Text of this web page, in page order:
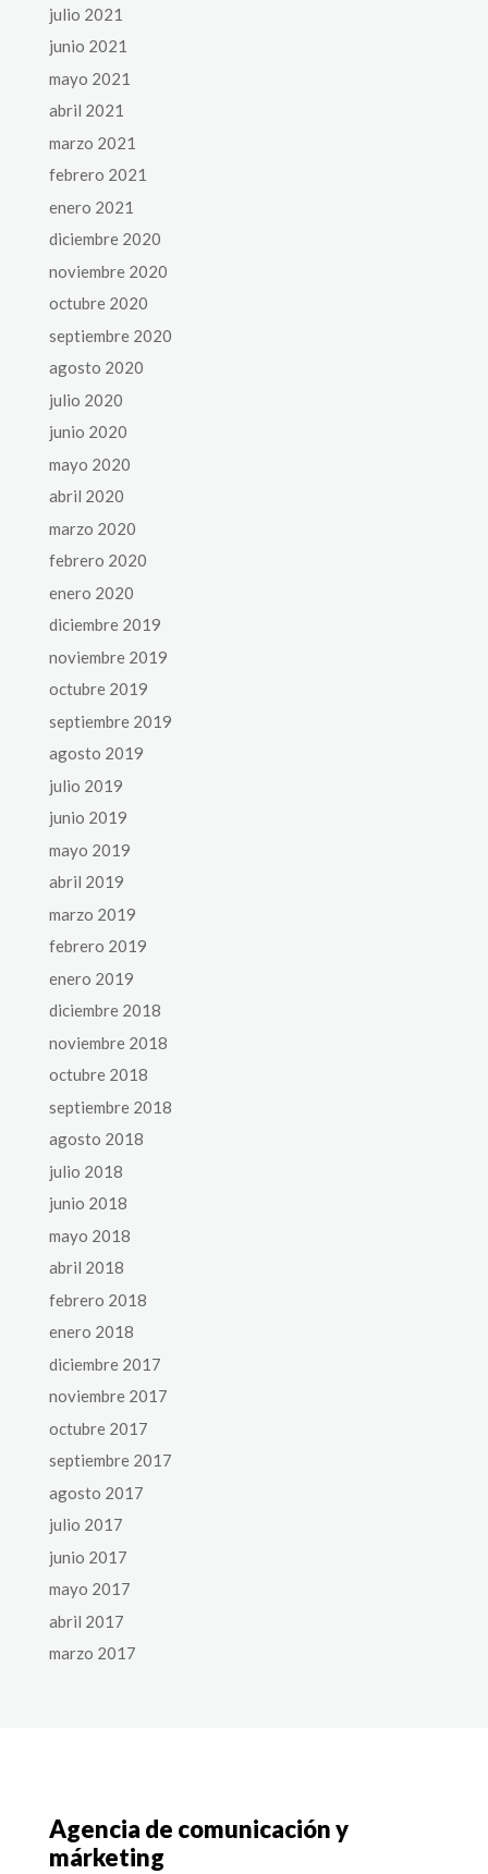
julio 2021
junio 2021
mayo 2021
abril 2021
marzo 2021
febrero 2021
enero 2021
diciembre 2020
noviembre 2020
octubre 2020
septiembre 2020
agosto 2020
julio 2020
junio 2020
mayo 2020
abril 2020
marzo 2020
febrero 2020
enero 2020
diciembre 2019
noviembre 2019
octubre 2019
septiembre 2019
agosto 2019
julio 2019
junio 2019
mayo 2019
abril 2019
marzo 2019
febrero 2019
enero 2019
diciembre 2018
noviembre 2018
octubre 2018
septiembre 2018
agosto 2018
julio 2018
junio 2018
mayo 2018
abril 2018
febrero 2018
enero 2018
diciembre 2017
noviembre 2017
octubre 2017
septiembre 2017
agosto 2017
julio 2017
junio 2017
mayo 2017
abril 2017
marzo 2017
Agencia de comunicación y
márketing